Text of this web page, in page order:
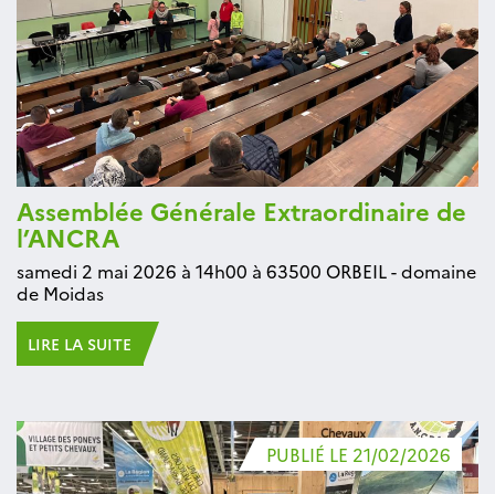
Assemblée Générale Extraordinaire de
l’ANCRA
samedi 2 mai 2026 à 14h00 à 63500 ORBEIL - domaine
de Moidas
LIRE LA SUITE
PUBLIÉ LE 21/02/2026